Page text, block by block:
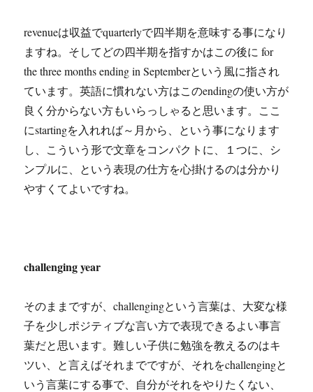
revenueは収益でquarterlyで四半期を意味する事になり
ますね。そしてどの四半期を指すかはこの後に for
the three months ending in Septemberという風に指され
ています。英語に慣れない方はこのendingの使い方が
良く分からない方もいらっしゃると思います。ここ
にstartingを入れれば～月から、という事になります
し、こういう形で文章をコンパクトに、１つに、シ
ンプルに、という表現の仕方を心掛けるのは分かり
やすくてよいですね。
challenging year
そのままですが、challengingという言葉は、大変な様
子を少しポジティブな言い方で表現できるよい事言
葉だと思います。難しい子供に勉強を教えるのはキ
ツい、と言えばそれまでですが、それをchallengingと
いう言葉にする事で、自分がそれをやりたくない、